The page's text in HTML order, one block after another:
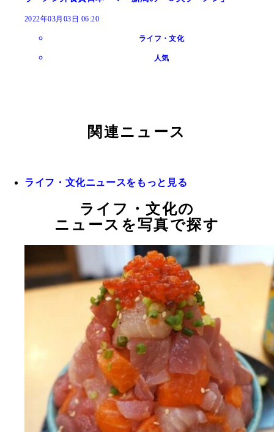
2022年03月03日 06:20
ライフ・文化
人気
関連ニュース
ライフ・文化ニュースをもっと見る
ライフ・文化の
ニュースを写真で探す